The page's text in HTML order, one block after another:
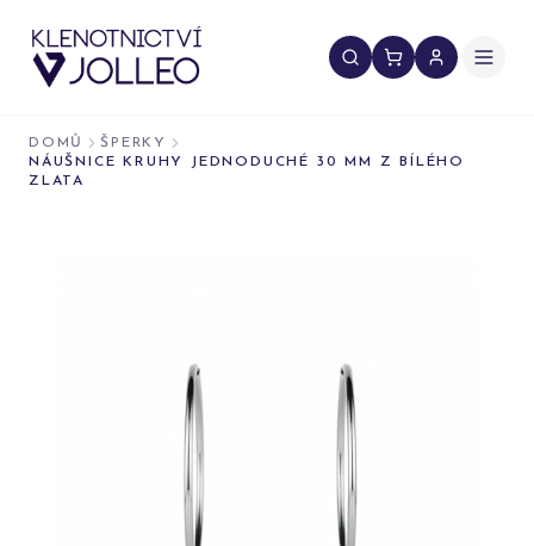
DOMŮ
ŠPERKY
NÁUŠNICE KRUHY JEDNODUCHÉ 30 MM Z BÍLÉHO
ZLATA